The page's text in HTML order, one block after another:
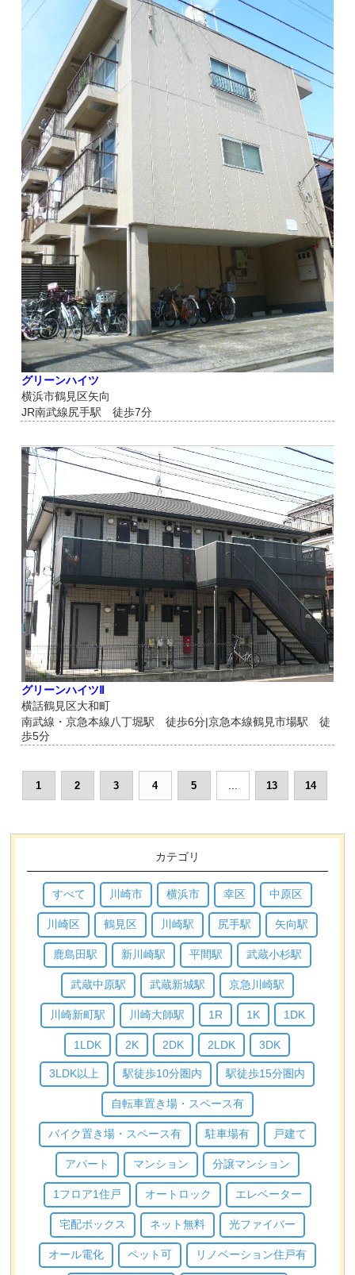
グリーンハイツ
横浜市鶴見区矢向
JR南武線尻手駅 徒歩7分
グリーンハイツⅡ
横話鶴見区大和町
南武線・京急本線八丁堀駅 徒歩6分|京急本線鶴見市場駅 徒
歩5分
1 2 3 4 5 ... 13 14
カテゴリ
すべて 川崎市 横浜市 幸区 中原区
川崎区 鶴見区 川崎駅 尻手駅 矢向駅
鹿島田駅 新川崎駅 平間駅 武蔵小杉駅
武蔵中原駅 武蔵新城駅 京急川崎駅
川崎新町駅 川崎大師駅 1R 1K 1DK
1LDK 2K 2DK 2LDK 3DK
3LDK以上 駅徒歩10分圏内 駅徒歩15分圏内
自転車置き場・スペース有
バイク置き場・スペース有 駐車場有 戸建て
アパート マンション 分譲マンション
1フロア1住戸 オートロック エレベーター
宅配ボックス ネット無料 光ファイバー
オール電化 ペット可 リノベーション住戸有